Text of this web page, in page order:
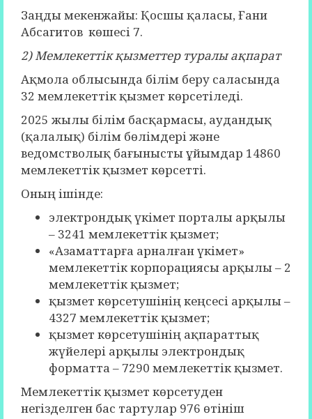
Заңды мекенжайы: Қосшы қаласы, Ғани
Абсагитов көшесі 7.
2) Мемлекеттік қызметтер туралы ақпарат
Ақмола облысында білім беру саласында
32 мемлекеттік қызмет көрсетіледі.
2025 жылы білім басқармасы, аудандық
(қалалық) білім бөлімдері және
ведомстволық бағынысты ұйымдар 14860
мемлекеттік қызмет көрсетті.
Оның ішінде:
электрондық үкімет порталы арқылы
– 3241 мемлекеттік қызмет;
«Азаматтарға арналған үкімет»
мемлекеттік корпорациясы арқылы – 2
мемлекеттік қызмет;
қызмет көрсетушінің кеңсесі арқылы –
4327 мемлекеттік қызмет;
қызмет көрсетушінің ақпараттық
жүйелері арқылы электрондық
форматта – 7290 мемлекеттік қызмет.
Мемлекеттік қызмет көрсетуден
негізделген бас тартулар 976 өтініш